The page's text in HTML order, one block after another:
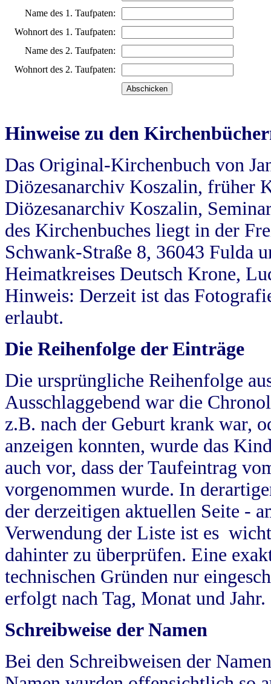
Name des 1. Taufpaten:
Wohnort des 1. Taufpaten:
Name des 2. Taufpaten:
Wohnort des 2. Taufpaten:
Hinweise zu den
Das Original-Kirchenbuch von
Diözesanarchiv Koszalin, früher
Diözesanarchiv Koszalin,
des Kirchenbuches liegt in der
Schwank-Straße 8, 36043 Fulda
Heimatkreises Deutsch Krone,
Hinweis: Derzeit ist das
erlaubt.
Die Reihenfolge der Einträge
Die ursprüngliche Reihenfolge
Ausschlaggebend war die
z.B. nach der Geburt krank war,
anzeigen konnten, wurde das
auch vor, dass der Taufeintrag
vorgenommen wurde. In
der derzeitigen aktuellen Seite -
Verwendung der Liste ist es
dahinter zu überprüfen. Eine
technischen Gründen nur
erfolgt nach Tag, Monat und Jahr.
Schreibweise der Namen
Bei den Schreibweisen der